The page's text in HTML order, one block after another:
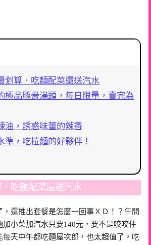
划算．吃麵配菜還送汽水
極品豚骨湯頭，每日限量，賣完為
油，誘惑味蕾的辣香
準，吃拉麵的好夥伴！
吃麵配菜還送汽水
還推出套餐是怎麼一回事ＸＤ！？午間
加小菜加汽水只要140元，要不是咬咬住
每天中午都吃麵屋次郎，也太超值了，吃